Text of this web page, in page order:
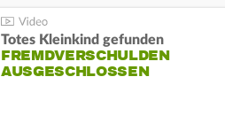
Totes Kleinkind gefunden
FREMDVERSCHULDEN
AUSGESCHLOSSEN